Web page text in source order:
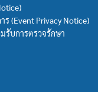
(Event Privacy Notice)
รับการตรวจรักษา